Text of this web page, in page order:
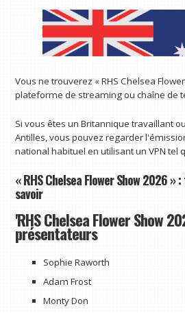
Vous ne trouverez « RHS Chelsea
plateforme de streaming ou chaîne de
Si vous êtes un Britannique travaillant
Antilles, vous pouvez regarder
national habituel en utilisant un VPN tel
« RHS Chelsea Flower Show 2026 »
savoir
'RHS Chelsea Flower Show
présentateurs
Sophie Raworth
Adam Frost
Monty Don